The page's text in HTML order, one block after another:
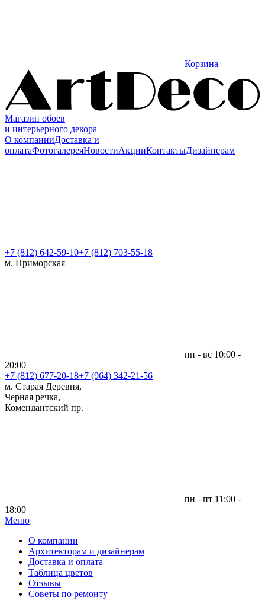
Корзина
Магазин обоев
и интерьерного декора
О компанииДоставка и
оплатаФотогалереяНовостиАкцииКонтактыДизайнерам
+7 (812) 642-59-10+7 (812) 703-55-18
м. Приморская
пн - вс 10:00 -
20:00
+7 (812) 677-20-18+7 (964) 342-21-56
м. Старая Деревня,
Черная речка,
Комендантский пр.
пн - пт 11:00 -
18:00
Меню|
О компании
Архитекторам и дизайнерам
Доставка и оплата
Таблица цветов
Отзывы
Советы по ремонту